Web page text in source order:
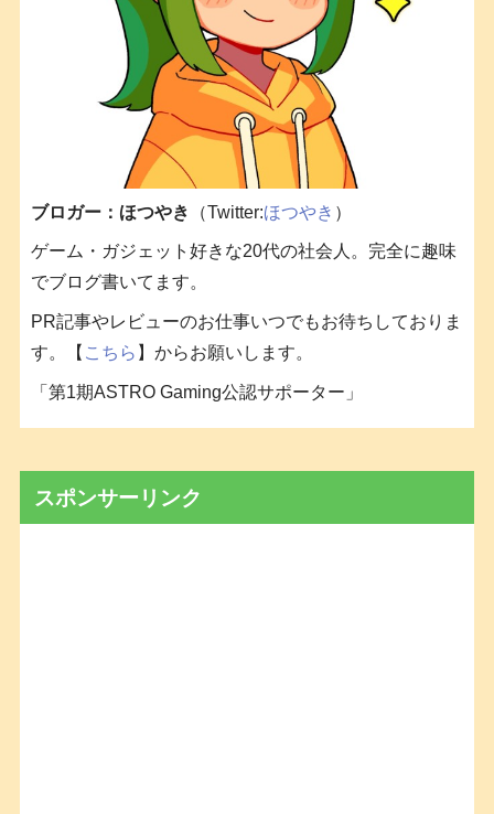
ブロガー：ほつやき （Twitter:ほつやき ）
ゲーム・ガジェット好きな20代の社会人。完全に趣味
でブログ書いてます。
PR記事やレビューのお仕事いつでもお待ちしておりま
す。【 こちら 】からお願いします。
「第1期ASTRO Gaming公認サポーター」
スポンサーリンク